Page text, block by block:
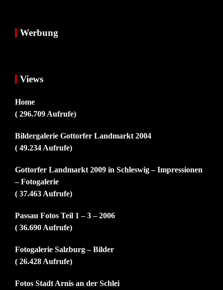
Werbung
Views
Home
( 296.709 Aufrufe)
Bildergalerie Gottorfer Landmarkt 2004
( 49.234 Aufrufe)
Gottorfer Landmarkt 2009 in Schleswig – Impressionen
– Fotogalerie
( 37.463 Aufrufe)
Passau Fotos Teil 1 – 3 – 2006
( 36.690 Aufrufe)
Fotogalerie Salzburg – Bilder
( 26.428 Aufrufe)
Fotos Stadt Arnis an der Schlei